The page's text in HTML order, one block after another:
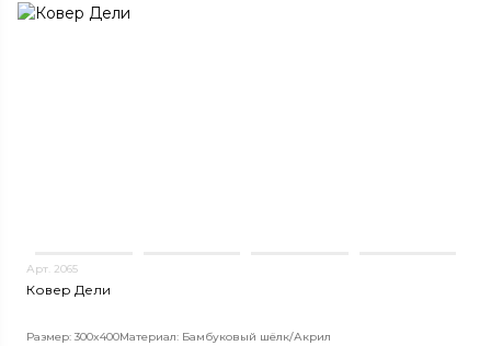
Арт. 2065
Ковер Дели
Размер: 300x400Материал: Бамбуковый шёлк/Акрил